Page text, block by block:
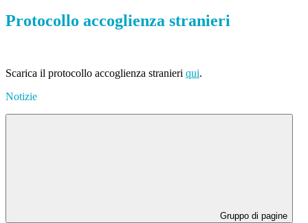
Protocollo accoglienza stranieri
Scarica il protocollo accoglienza stranieri qui.
Notizie
Gruppo di pagine